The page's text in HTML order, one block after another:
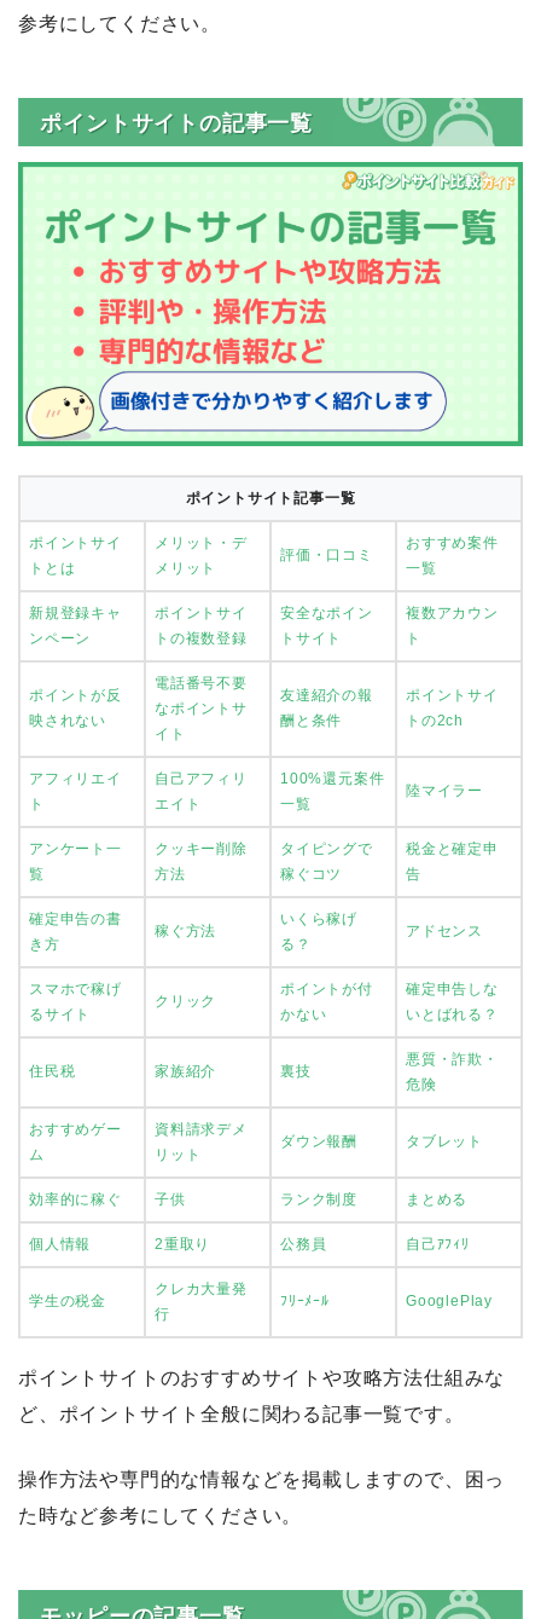
参考にしてください。
ポイントサイトの記事一覧
ポイントサイト記事一覧
ポイントサイ
トとは
メリット・デ
メリット
評価・口コミ
おすすめ案件
一覧
新規登録キャ
ンペーン
ポイントサイ
トの複数登録
安全なポイン
トサイト
複数アカウン
ト
ポイントが反
映されない
電話番号不要
なポイントサ
イト
友達紹介の報
酬と条件
ポイントサイ
トの2ch
アフィリエイ
ト
自己アフィリ
エイト
100%還元案件
一覧
陸マイラー
アンケート一
覧
クッキー削除
方法
タイピングで
稼ぐコツ
税金と確定申
告
確定申告の書
き方
稼ぐ方法
いくら稼げ
る？
アドセンス
スマホで稼げ
るサイト
クリック
ポイントが付
かない
確定申告しな
いとばれる？
住民税 家族紹介 裏技
悪質・詐欺・
危険
おすすめゲー
ム
資料請求デメ
リット
ダウン報酬 タブレット
効率的に稼ぐ 子供 ランク制度 まとめる
個人情報 2重取り 公務員 自己ｱﾌｨﾘ
学生の税金
クレカ大量発
行
ﾌﾘｰﾒｰﾙ GooglePlay
ポイントサイトのおすすめサイトや攻略方法仕組みな
ど、ポイントサイト全般に関わる記事一覧です。
操作方法や専門的な情報などを掲載しますので、困っ
た時など参考にしてください。